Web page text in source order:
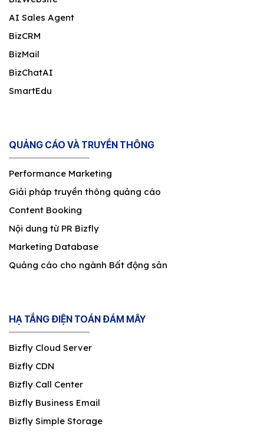
AI Sales Agent
BizCRM
BizMail
BizChatAI
SmartEdu
QUẢNG CÁO VÀ TRUYỀN THÔNG
Performance Marketing
Giải pháp truyền thông quảng cáo
Content Booking
Nội dung từ PR Bizfly
Marketing Database
Quảng cáo cho ngành Bất động sản
HẠ TẦNG ĐIỆN TOÁN ĐÁM MÂY
Bizfly Cloud Server
Bizfly CDN
Bizfly Call Center
Bizfly Business Email
Bizfly Simple Storage